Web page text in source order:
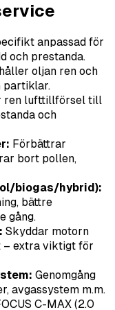
anpassad för
och prestanda.
oljan ren och
partiklar.
ren lufttillförsel till
och
Förbättrar
bort pollen,
biogas/hybrid):
bättre
gång.
Skyddar motorn
– extra viktigt för
Genomgång
avgassystem m.m.
C-MAX (2.0